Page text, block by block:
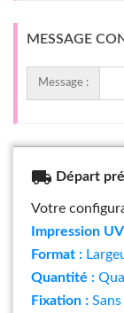
MESSAGE
Message :
local_shipping Départ
Votre
Impression
Format :
Quantité :
Fixation : Sans